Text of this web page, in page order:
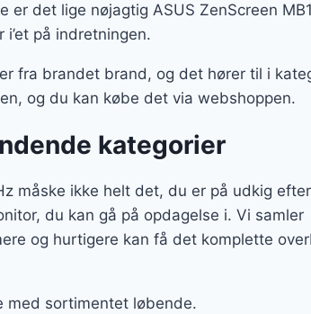
det lige nøjagtig ASUS ZenScreen
på indretningen.
fra brandet brand, og det hører til i
og du kan købe det via webshoppen.
kategorier
måske ikke helt det, du er på udkig
du kan gå på opdagelse i. Vi samler
og hurtigere kan få det komplette
med sortimentet løbende.